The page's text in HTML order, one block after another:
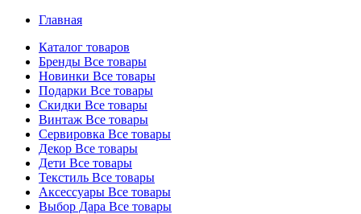
Главная
Каталог товаров
Бренды Все товары
Новинки Все товары
Подарки Все товары
Скидки Все товары
Винтаж Все товары
Сервировка Все товары
Декор Все товары
Дети Все товары
Текстиль Все товары
Аксессуары Все товары
Выбор Дара Все товары